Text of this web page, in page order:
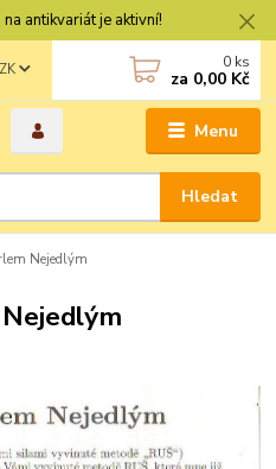
antikvariát je aktivní!
Menu
Hledat
0 ks
za 0,00 Kč
Nejedlým